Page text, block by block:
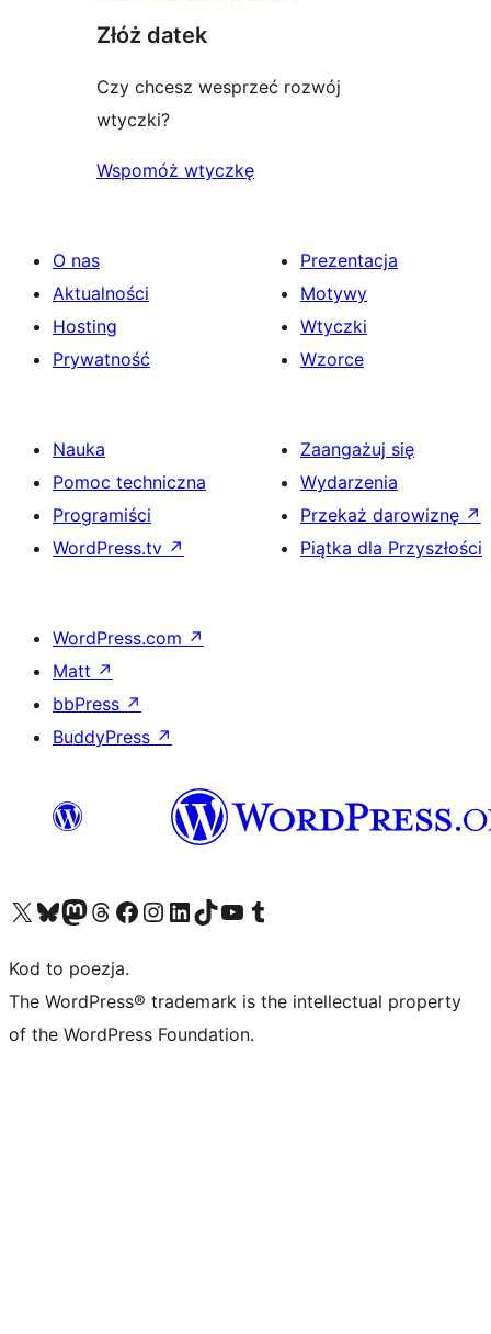
Złóż datek
Czy chcesz wesprzeć rozwój
wtyczki?
Wspomóż wtyczkę
O nas
Aktualności
Hosting
Prywatność
Prezentacja
Motywy
Wtyczki
Wzorce
Nauka
Pomoc techniczna
Programiści
WordPress.tv ↗
Zaangażuj się
Wydarzenia
Przekaż darowiznę ↗
Piątka dla Przyszłości
WordPress.com ↗
Matt ↗
bbPress ↗
BuddyPress ↗
Odwiedź nasze konto X (dawniej Twitter)
Odwiedź nasze konto Bluesky
Odwiedź nasze konto na Mastodoncie
Odwiedź naszego Threadsa
Odwiedź naszego Facebooka
Odwiedź nasze konto na Instagramie
Odwiedź nasze konto na LinkedIn
Odwiedź naszego TikToka
Odwiedź nasz kanał YouTube
Odwiedź naszego Tumblra
Kod to poezja.
The WordPress® trademark is the intellectual property
of the WordPress Foundation.